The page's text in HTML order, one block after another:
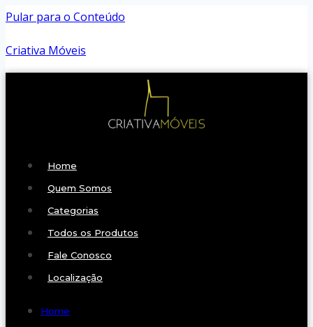
Pular para o Conteúdo
Criativa Móveis
Home
Quem Somos
Categorias
Todos os Produtos
Fale Conosco
Localização
Home